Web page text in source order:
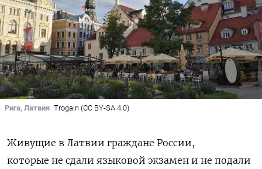
Рига, Латвия Trogain (CC BY-SA 4.0)
Живущие в Латвии граждане России,
которые не сдали языковой экзамен и не подали